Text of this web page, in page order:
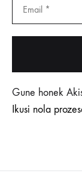
Gune honek
Ikusi nola